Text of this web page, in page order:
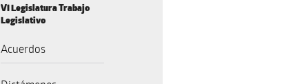
VI Legislatura Trabajo
Legislativo
Acuerdos